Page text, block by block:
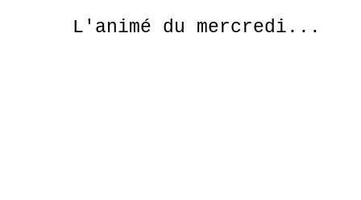
L'animé du mercredi...